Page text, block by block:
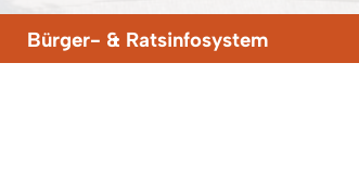
Bürger- & Ratsinfosystem